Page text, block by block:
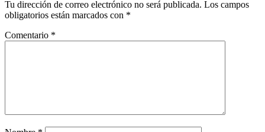
Tu dirección de correo electrónico no será publicada. Los campos
obligatorios están marcados con *
Comentario *